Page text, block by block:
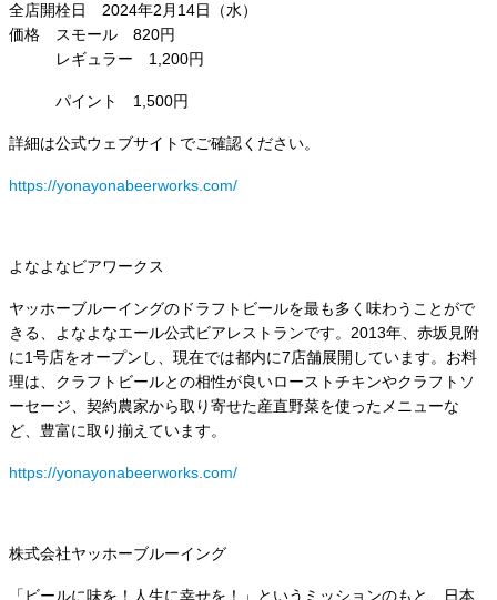
全店開栓日 2024年2月14日（水）
価格 スモール 820円
レギュラー 1,200円
パイント 1,500円
詳細は公式ウェブサイトでご確認ください。
https://yonayonabeerworks.com/
よなよなビアワークス
ヤッホーブルーイングのドラフトビールを最も多く味わうことがで
きる、よなよなエール公式ビアレストランです。2013年、赤坂見附
に1号店をオープンし、現在では都内に7店舗展開しています。お料
理は、クラフトビールとの相性が良いローストチキンやクラフトソ
ーセージ、契約農家から取り寄せた産直野菜を使ったメニューな
ど、豊富に取り揃えています。
https://yonayonabeerworks.com/
株式会社ヤッホーブルーイング
「ビールに味を！人生に幸せを！」というミッションのもと、日本